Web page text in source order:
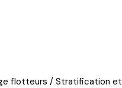
flotteurs / Stratification et